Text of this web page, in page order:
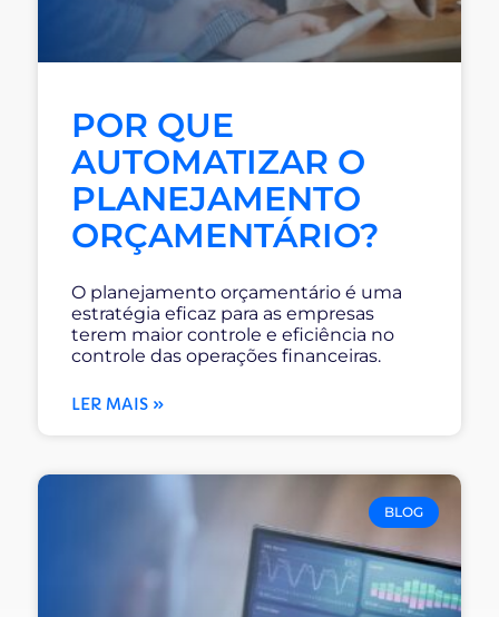
POR QUE
AUTOMATIZAR O
PLANEJAMENTO
ORÇAMENTÁRIO?
O planejamento orçamentário é uma
estratégia eficaz para as empresas
terem maior controle e eficiência no
controle das operações financeiras.
LER MAIS »
BLOG